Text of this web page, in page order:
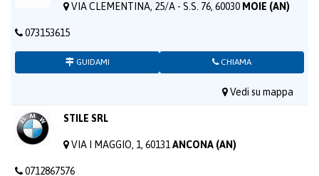
VIA CLEMENTINA, 25/A - S.S. 76, 60030 MOIE (AN)
073153615
GUIDAMI CHIAMA
Vedi su mappa
STILE SRL
VIA I MAGGIO, 1, 60131 ANCONA (AN)
0712867576